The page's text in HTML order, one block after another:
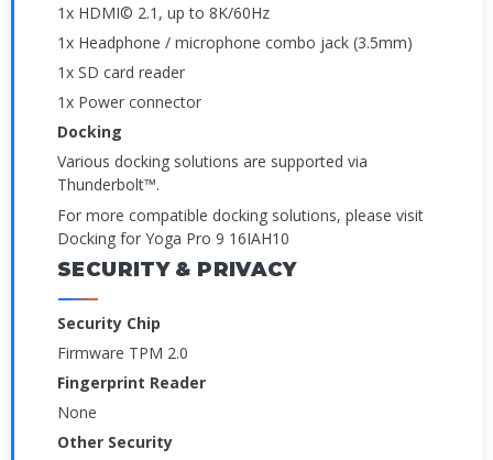
1x HDMI© 2.1, up to 8K/60Hz
1x Headphone / microphone combo jack (3.5mm)
1x SD card reader
1x Power connector
Docking
Various docking solutions are supported via
Thunderbolt™.
For more compatible docking solutions, please visit
Docking for Yoga Pro 9 16IAH10
SECURITY & PRIVACY
Security Chip
Firmware TPM 2.0
Fingerprint Reader
None
Other Security